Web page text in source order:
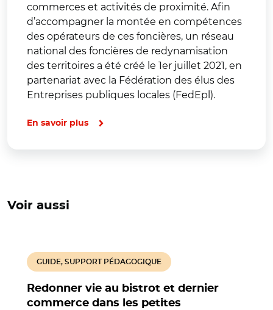
commerces et activités de proximité. Afin
d’accompagner la montée en compétences
des opérateurs de ces foncières, un réseau
national des foncières de redynamisation
des territoires a été créé le 1er juillet 2021, en
partenariat avec la Fédération des élus des
Entreprises publiques locales (FedEpl).
En savoir plus
Voir aussi
Redonner vie au bistrot et dernier
commerce dans les petites
GUIDE, SUPPORT PÉDAGOGIQUE